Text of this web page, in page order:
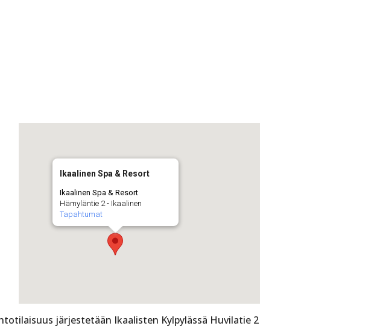
Ikaalinen Spa & Resort
Ikaalinen Spa & Resort
Hämyläntie 2 - Ikaalinen
Tapahtumat
järjestetään Ikaalisten Kylpylässä Huvilatie 2